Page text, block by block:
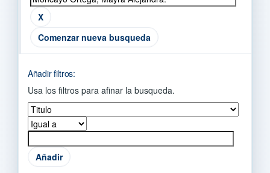
Comenzar nueva busqueda
Añadir filtros:
Usa los filtros para afinar la busqueda.